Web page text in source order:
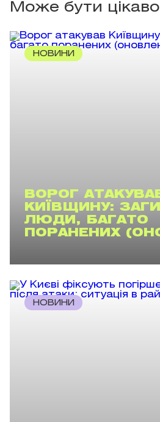
Може бути цікаво
НОВИНИ
ВОРОГ
КИЇВЩИНУ:
ЛЮДИ, БАГАТО
ПОРАНЕНИХ
НОВИНИ